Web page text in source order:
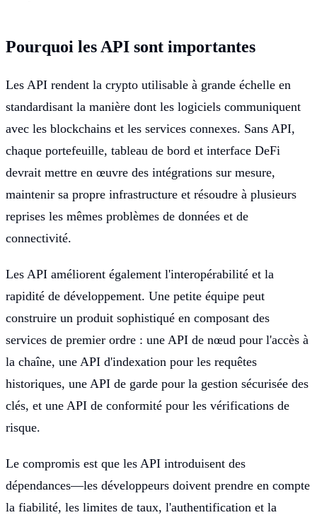
Pourquoi les API sont importantes
Les API rendent la crypto utilisable à grande échelle en
standardisant la manière dont les logiciels communiquent
avec les blockchains et les services connexes. Sans API,
chaque portefeuille, tableau de bord et interface DeFi
devrait mettre en œuvre des intégrations sur mesure,
maintenir sa propre infrastructure et résoudre à plusieurs
reprises les mêmes problèmes de données et de
connectivité.
Les API améliorent également l'interopérabilité et la
rapidité de développement. Une petite équipe peut
construire un produit sophistiqué en composant des
services de premier ordre : une API de nœud pour l'accès à
la chaîne, une API d'indexation pour les requêtes
historiques, une API de garde pour la gestion sécurisée des
clés, et une API de conformité pour les vérifications de
risque.
Le compromis est que les API introduisent des
dépendances—les développeurs doivent prendre en compte
la fiabilité, les limites de taux, l'authentification et la